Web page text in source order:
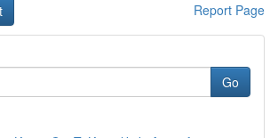
Report Page
Go